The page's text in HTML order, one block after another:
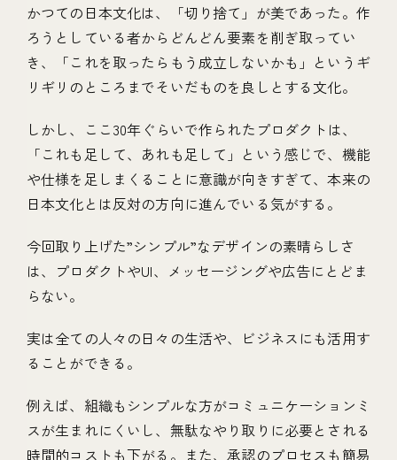
かつての日本文化は、「切り捨て」が美であった。作
ろうとしている者からどんどん要素を削ぎ取ってい
き、「これを取ったらもう成立しないかも」というギ
リギリのところまでそいだものを良しとする文化。
しかし、ここ30年ぐらいで作られたプロダクトは、
「これも足して、あれも足して」という感じで、機能
や仕様を足しまくることに意識が向きすぎて、本来の
日本文化とは反対の方向に進んでいる気がする。
今回取り上げた”シンプル”なデザインの素晴らしさ
は、プロダクトやUI、メッセージングや広告にとどま
らない。
実は全ての人々の日々の生活や、ビジネスにも活用す
ることができる。
例えば、組織もシンプルな方がコミュニケーションミ
スが生まれにくいし、無駄なやり取りに必要とされる
時間的コストも下がる。また、承認のプロセスも簡易